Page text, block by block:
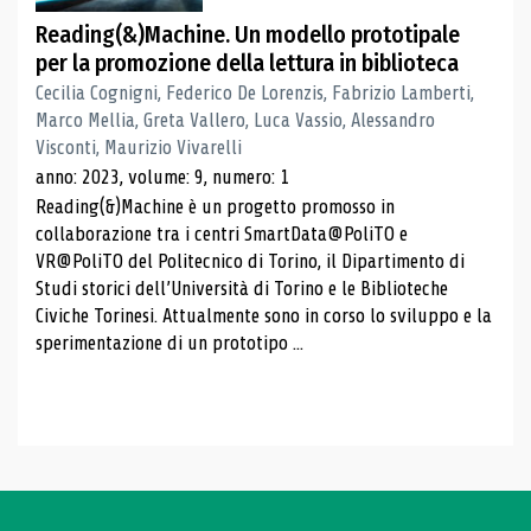
Reading(&)Machine. Un modello prototipale
per la promozione della lettura in biblioteca
Cecilia Cognigni, Federico De Lorenzis, Fabrizio Lamberti,
Marco Mellia, Greta Vallero, Luca Vassio, Alessandro
Visconti, Maurizio Vivarelli
anno: 2023, volume: 9, numero: 1
Reading(&)Machine è un progetto promosso in
collaborazione tra i centri SmartData@PoliTO e
VR@PoliTO del Politecnico di Torino, il Dipartimento di
Studi storici dell’Università di Torino e le Biblioteche
Civiche Torinesi. Attualmente sono in corso lo sviluppo e la
sperimentazione di un prototipo ...